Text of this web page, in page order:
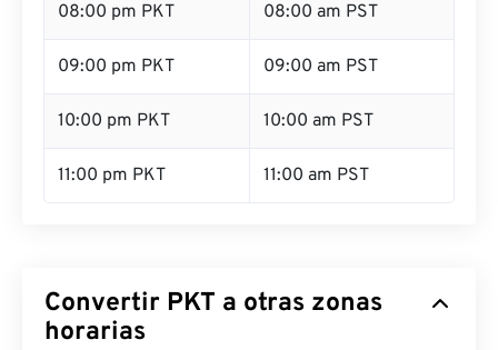
08:00 pm PKT 08:00 am PST
09:00 pm PKT 09:00 am PST
10:00 pm PKT 10:00 am PST
11:00 pm PKT 11:00 am PST
Convertir PKT a otras zonas
horarias